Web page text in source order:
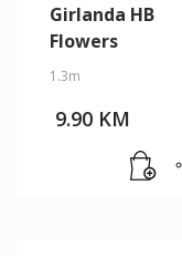
Girlanda HB
Flowers
1.3m
9.90 KM